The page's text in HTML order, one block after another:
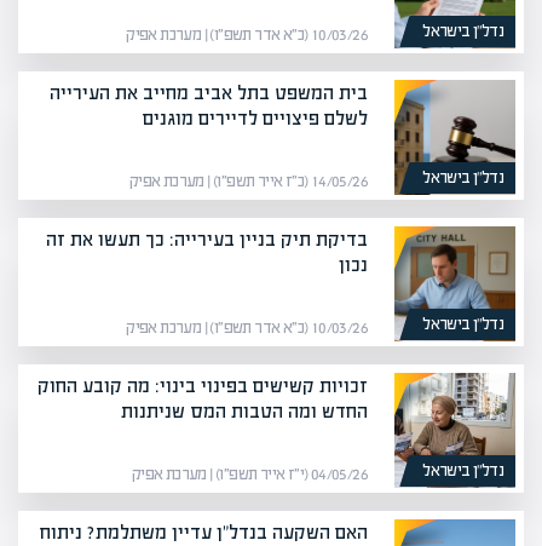
נדל”ן בישראל 10/03/26 (כ״א אדר תשפ״ו) | מערכת אפיק
נדל”ן בישראל
בית המשפט בתל אביב מחייב את העירייה
לשלם פיצויים לדיירים מוגנים
14/05/26 (כ״ז אייר תשפ״ו) | מערכת אפיק
נדל”ן בישראל
בדיקת תיק בניין בעירייה: כך תעשו את זה
נכון
10/03/26 (כ״א אדר תשפ״ו) | מערכת אפיק
נדל”ן בישראל
זכויות קשישים בפינוי בינוי: מה קובע החוק
החדש ומה הטבות המס שניתנות
04/05/26 (י״ז אייר תשפ״ו) | מערכת אפיק
האם השקעה בנדל"ן עדיין משתלמת? ניתוח